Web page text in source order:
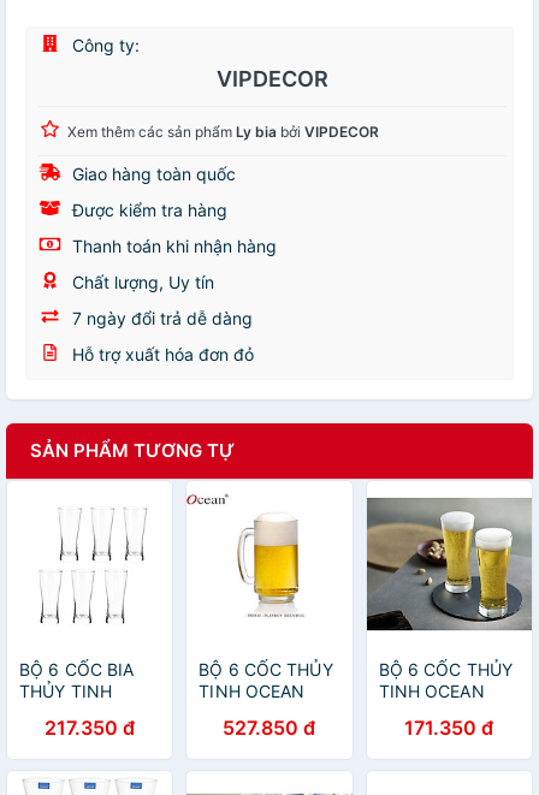
Công ty:
VIPDECOR
Xem thêm các sản phẩm Ly bia bởi VIPDECOR
Giao hàng toàn quốc
Được kiểm tra hàng
Thanh toán khi nhận hàng
Chất lượng, Uy tín
7 ngày đổi trả dễ dàng
Hỗ trợ xuất hóa đơn đỏ
SẢN PHẨM TƯƠNG TỰ
BỘ 6 CỐC BIA
THỦY TINH
METROPOLITAN
B1314 - 400ML
217.350 đ
BỘ 6 CỐC THỦY
TINH OCEAN
MUG P0140 -
360ML
527.850 đ
BỘ 6 CỐC THỦY
TINH OCEAN
HI BALL B1312 -
330ML
171.350 đ